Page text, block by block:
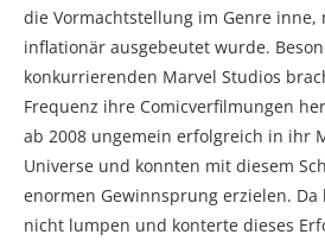
die Vormachtstellung im Genre inne,
inflationär ausgebeutet wurde.
konkurrierenden Marvel Studios
Frequenz ihre Comicverfilmungen
ab 2008 ungemein erfolgreich in ihr
Universe und konnten mit diesem
enormen Gewinnsprung erzielen.
nicht lumpen und konterte dieses